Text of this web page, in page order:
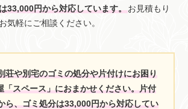
33,000円から対応しています。お見積もり
気軽にご相談ください。
荘や別宅のゴミの処分や片付けにお困り
「スペース」におまかせください。片付
ら、ゴミ処分は33,000円から対応してい